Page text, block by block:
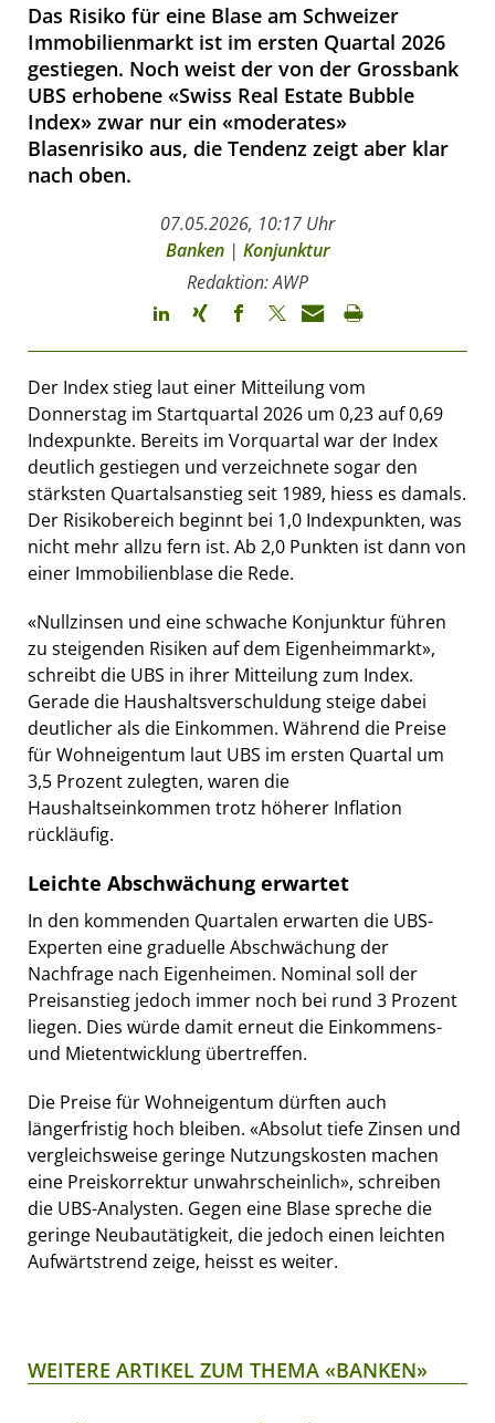
Das Risiko für eine Blase am Schweizer
Immobilienmarkt ist im ersten Quartal 2026
gestiegen. Noch weist der von der Grossbank
UBS erhobene «Swiss Real Estate Bubble
Index» zwar nur ein «moderates»
Blasenrisiko aus, die Tendenz zeigt aber klar
nach oben.
07.05.2026, 10:17 Uhr
Banken| Konjunktur
Redaktion: AWP
Der Index stieg laut einer Mitteilung vom
Donnerstag im Startquartal 2026 um 0,23 auf 0,69
Indexpunkte. Bereits im Vorquartal war der Index
deutlich gestiegen und verzeichnete sogar den
stärksten Quartalsanstieg seit 1989, hiess es damals.
Der Risikobereich beginnt bei 1,0 Indexpunkten, was
nicht mehr allzu fern ist. Ab 2,0 Punkten ist dann von
einer Immobilienblase die Rede.
«Nullzinsen und eine schwache Konjunktur führen
zu steigenden Risiken auf dem Eigenheimmarkt»,
schreibt die UBS in ihrer Mitteilung zum Index.
Gerade die Haushaltsverschuldung steige dabei
deutlicher als die Einkommen. Während die Preise
für Wohneigentum laut UBS im ersten Quartal um
3,5 Prozent zulegten, waren die
Haushaltseinkommen trotz höherer Inflation
rückläufig.
Leichte Abschwächung erwartet
In den kommenden Quartalen erwarten die UBS-
Experten eine graduelle Abschwächung der
Nachfrage nach Eigenheimen. Nominal soll der
Preisanstieg jedoch immer noch bei rund 3 Prozent
liegen. Dies würde damit erneut die Einkommens-
und Mietentwicklung übertreffen.
Die Preise für Wohneigentum dürften auch
längerfristig hoch bleiben. «Absolut tiefe Zinsen und
vergleichsweise geringe Nutzungskosten machen
eine Preiskorrektur unwahrscheinlich», schreiben
die UBS-Analysten. Gegen eine Blase spreche die
geringe Neubautätigkeit, die jedoch einen leichten
Aufwärtstrend zeige, heisst es weiter.
WEITERE ARTIKEL ZUM THEMA «BANKEN»